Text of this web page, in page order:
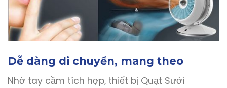
Dễ dàng di chuyển, mang theo
Nhờ tay cầm tích hợp, thiết bị Quạt Sưởi